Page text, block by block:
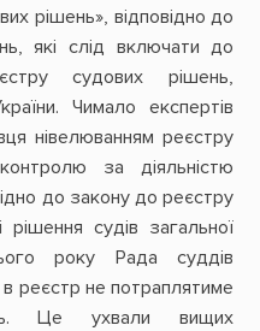
рішень», відповідно до
які слід включати до
судових рішень,
Чимало експертів
нівелюванням реєстру
за діяльністю
до закону до реєстру
судів загальної
року Рада суддів
реєстр не потраплятиме
Це ухвали вищих